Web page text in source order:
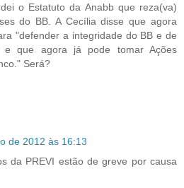
o Estatuto da Anabb que reza(va)
do BB. A Cecília disse que agora
"defender a integridade do BB e de
e que agora já pode tomar Ações
Será?
de 2012 às 16:13
da PREVI estão de greve por causa